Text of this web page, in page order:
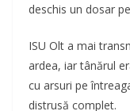
deschis un dosar
ISU Olt a mai
ardea, iar tânărul
cu arsuri pe
distrusă complet.